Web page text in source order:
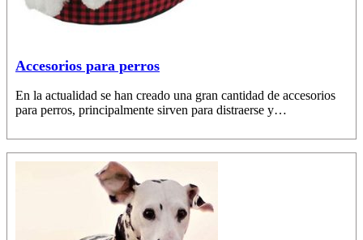
Accesorios para perros
En la actualidad se han creado una gran cantidad de accesorios
para perros, principalmente sirven para distraerse y…